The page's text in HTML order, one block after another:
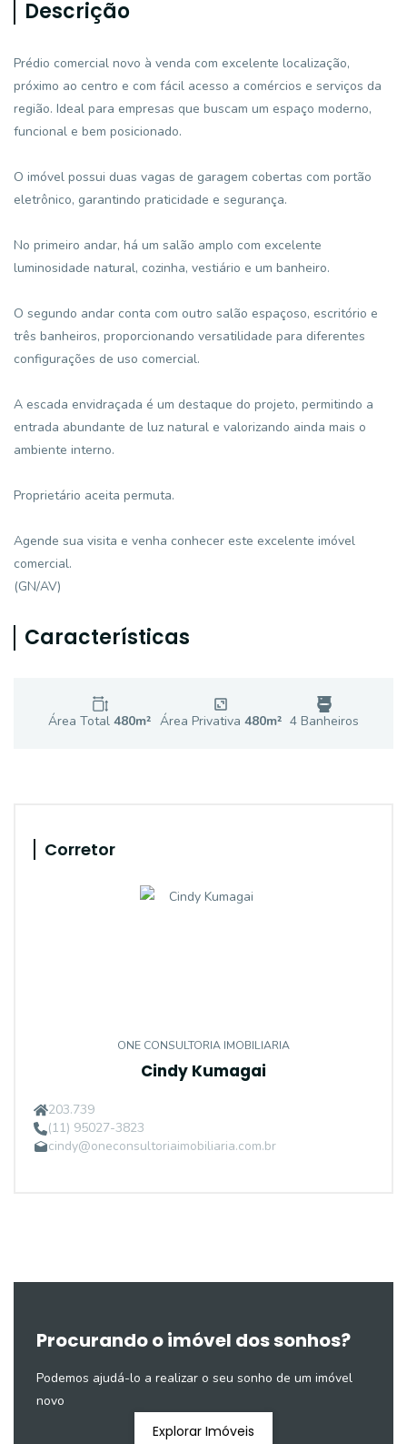
Descrição
Prédio comercial novo à venda com excelente localização,
próximo ao centro e com fácil acesso a comércios e serviços da
região. Ideal para empresas que buscam um espaço moderno,
funcional e bem posicionado.
O imóvel possui duas vagas de garagem cobertas com portão
eletrônico, garantindo praticidade e segurança.
No primeiro andar, há um salão amplo com excelente
luminosidade natural, cozinha, vestiário e um banheiro.
O segundo andar conta com outro salão espaçoso, escritório e
três banheiros, proporcionando versatilidade para diferentes
configurações de uso comercial.
A escada envidraçada é um destaque do projeto, permitindo a
entrada abundante de luz natural e valorizando ainda mais o
ambiente interno.
Proprietário aceita permuta.
Agende sua visita e venha conhecer este excelente imóvel
comercial.
(GN/AV)
Características
Área Total480m² Área Privativa 480m² 4Banheiros
Corretor
ONE CONSULTORIA IMOBILIARIA
Cindy Kumagai
203.739
(11) 95027-3823
cindy@oneconsultoriaimobiliaria.com.br
Procurando o imóvel dos sonhos?
Podemos ajudá-lo a realizar o seu sonho de um imóvel
novo
Explorar Imóveis